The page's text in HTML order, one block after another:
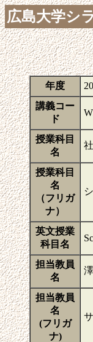
広島大学シ
年度
講義コー
ド
授業科目
名
授業科目
名
（フリガ
ナ）
英文授業
科目名
担当教員
名
担当教員
名
(フリガ
ナ)